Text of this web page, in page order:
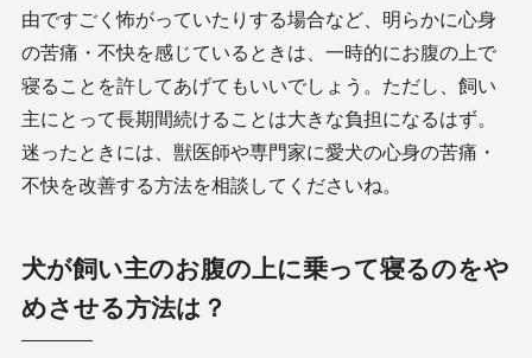
由ですごく怖がっていたりする場合など、明らかに心身
の苦痛・不快を感じているときは、一時的にお腹の上で
寝ることを許してあげてもいいでしょう。ただし、飼い
主にとって長期間続けることは大きな負担になるはず。
迷ったときには、獣医師や専門家に愛犬の心身の苦痛・
不快を改善する方法を相談してくださいね。
犬が飼い主のお腹の上に乗って寝るのをや
めさせる方法は？